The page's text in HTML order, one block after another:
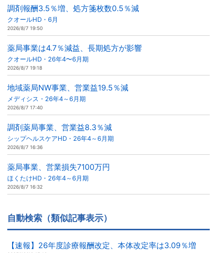
調剤報酬3.5％増、処方箋枚数0.5％減
クオールHD・6月
2026/8/7 19:50
薬局事業は4.7％減益、長期処方が影響
クオールHD・26年4〜6月期
2026/8/7 19:18
地域薬局NW事業、営業益19.5％減
メディシス・26年4～6月期
2026/8/7 17:40
調剤薬局事業、営業益8.3％減
シップヘルスケアHD・26年4～6月期
2026/8/7 16:36
薬局事業、営業損失7100万円
ほくたけHD・26年4～6月期
2026/8/7 16:32
自動検索（類似記事表示）
【速報】26年度診療報酬改定、本体改定率は3.09％増